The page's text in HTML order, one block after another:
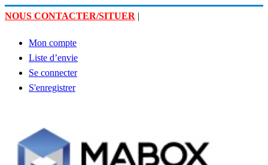
NOUS CONTACTER/SITUER |
Mon compte
Liste d’envie
Se connecter
S'enregistrer